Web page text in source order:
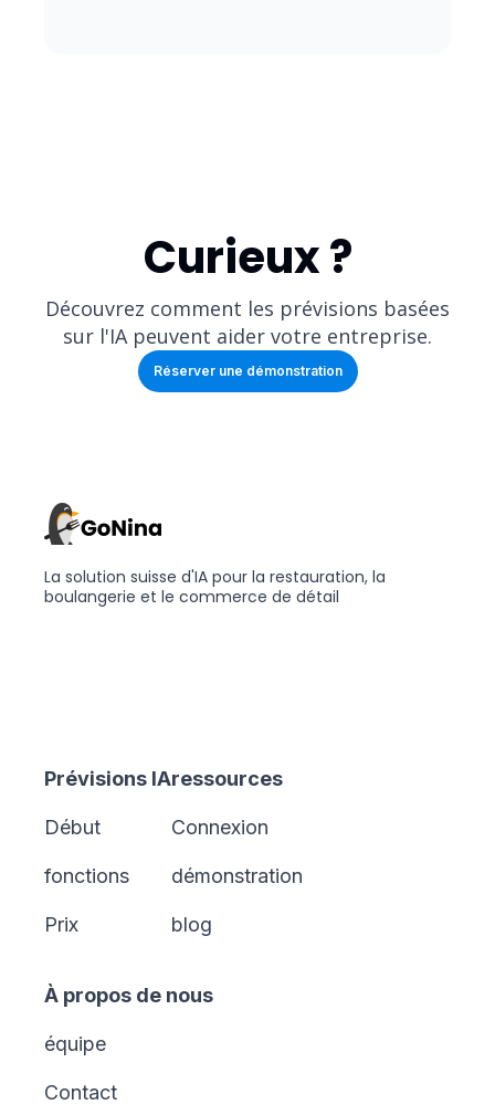
Curieux ?
Découvrez comment les prévisions basées
sur l'IA peuvent aider votre entreprise.
Réserver une démonstration
La solution suisse d'IA pour la restauration, la
boulangerie et le commerce de détail
Prévisions IA
Début
fonctions
Prix
ressources
Connexion
démonstration
blog
À propos de nous
équipe
Contact